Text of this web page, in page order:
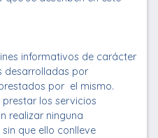
informativos de carácter
desarrolladas por
por el mismo.
prestar los servicios
realizar ninguna
que ello conlleve